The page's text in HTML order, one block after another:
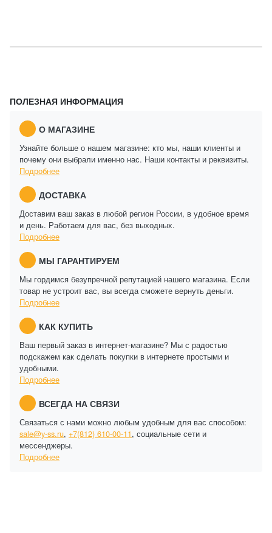
ПОЛЕЗНАЯ ИНФОРМАЦИЯ
О МАГАЗИНЕ
Узнайте больше о нашем магазине: кто мы, наши клиенты и
почему они выбрали именно нас. Наши контакты и реквизиты.
Подробнее
ДОСТАВКА
Доставим ваш заказ в любой регион России, в удобное время
и день. Работаем для вас, без выходных.
Подробнее
МЫ ГАРАНТИРУЕМ
Мы гордимся безупречной репутацией нашего магазина. Если
товар не устроит вас, вы всегда сможете вернуть деньги.
Подробнее
КАК КУПИТЬ
Ваш первый заказ в интернет-магазине? Мы с радостью
подскажем как сделать покупки в интернете простыми и
удобными.
Подробнее
ВСЕГДА НА СВЯЗИ
Связаться с нами можно любым удобным для вас способом:
sale@y-ss.ru, +7(812) 610-00-11, социальные сети и
мессенджеры.
Подробнее